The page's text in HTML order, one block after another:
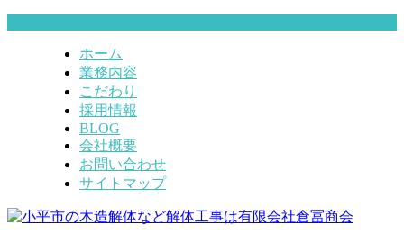
ホーム
業務内容
こだわり
採用情報
BLOG
会社概要
お問い合わせ
サイトマップ